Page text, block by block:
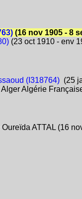
(16 nov 1905 - 8
(23 oct 1910 - env
(I318764) (25
Algérie
ATTAL (16